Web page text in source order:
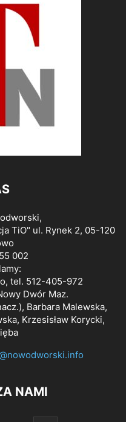
TiO" ul. Rynek 2, 05-120
002
, tel. 512-405-972
Dwór Maz.
Barbara Malewska,
Krzesisław Korycki,
NAMI